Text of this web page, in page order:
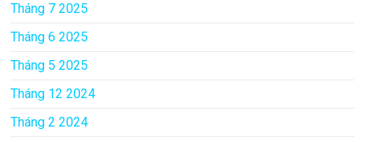
Tháng 7 2025
Tháng 6 2025
Tháng 5 2025
Tháng 12 2024
Tháng 2 2024